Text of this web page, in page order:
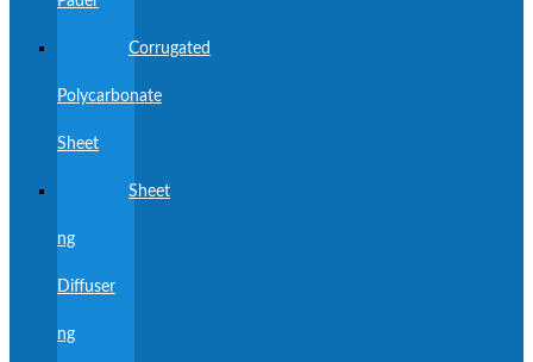
Corrugated
Polycarbonate
Sheet
Sheet
ng
Diffuser
ng